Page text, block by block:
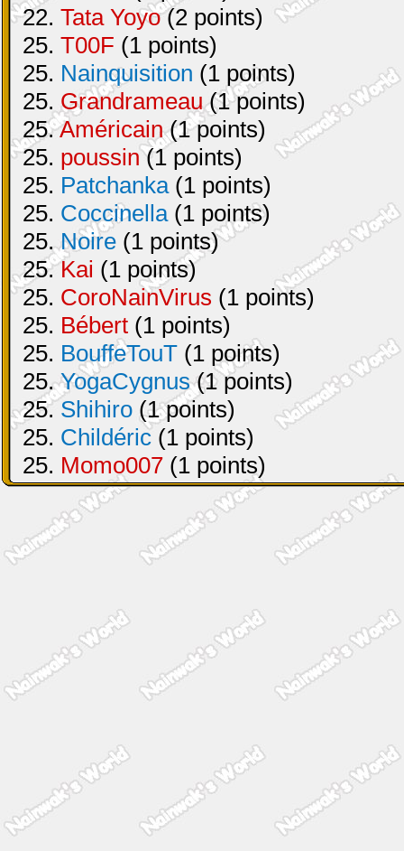
22. Tata Yoyo(2 points)
25. T00F (1 points)
25. Nainquisition (1 points)
25. Grandrameau(1 points)
25.Américain(1 points)
25. poussin(1 points)
25. Patchanka(1 points)
25. Coccinella(1 points)
25.Noire (1 points)
25.Kai (1 points)
25. CoroNainVirus (1 points)
25. Bébert (1 points)
25. BouffeTouT (1 points)
25.YogaCygnus(1 points)
25.Shihiro (1 points)
25. Childéric (1 points)
25. Momo007 (1 points)